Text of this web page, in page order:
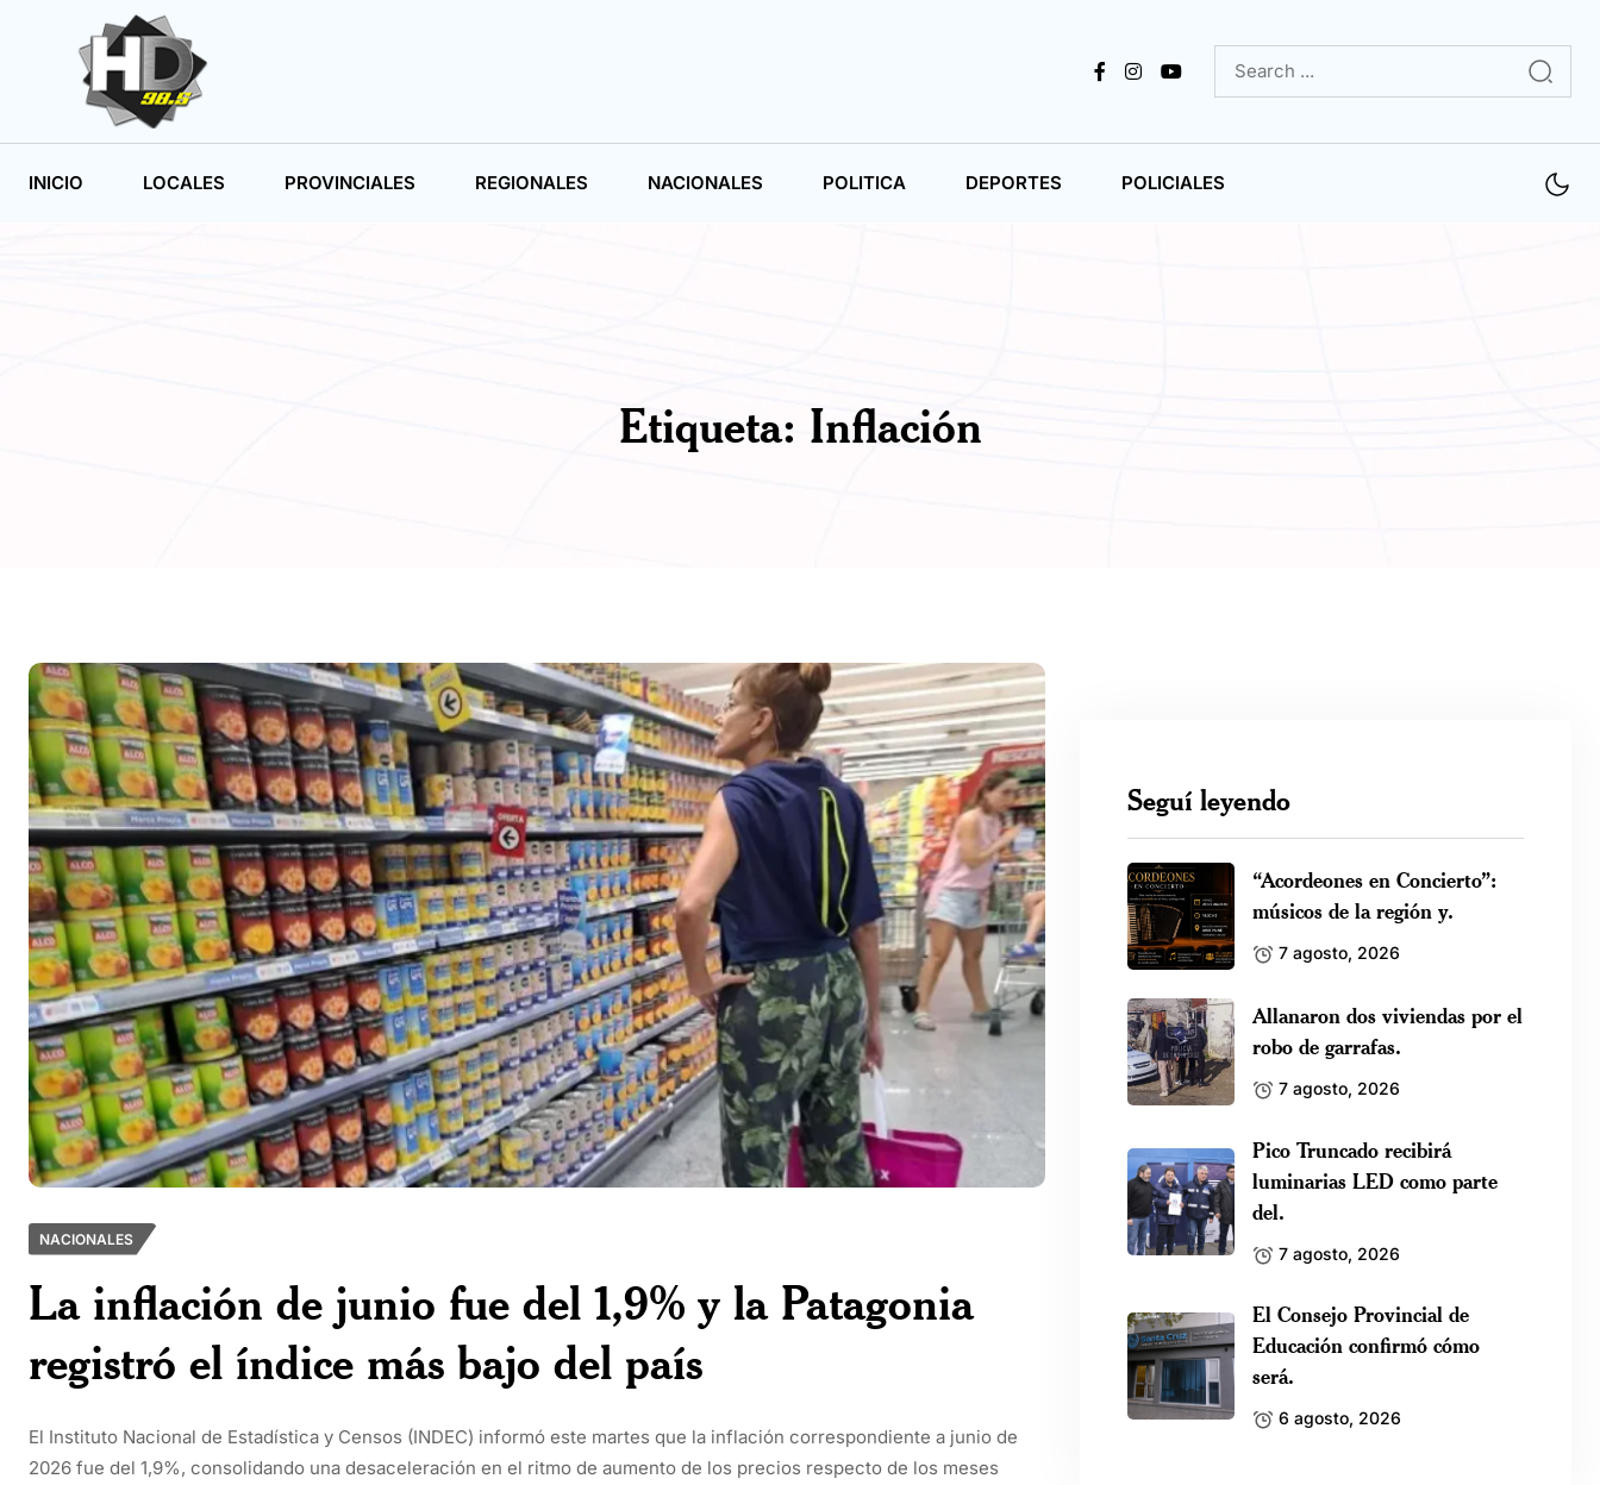
INICIO LOCALES PROVINCIALES REGIONALES NACIONALES POLITICA DEPORTES POLICIALES
Etiqueta: Inflación
NACIONALES
La inflación de junio fue del 1,9% y la Patagonia
registró el índice más bajo del país
El Instituto Nacional de Estadística y Censos (INDEC) informó este martes que la inflación correspondiente a junio de
2026 fue del 1,9%, consolidando una desaceleración en el ritmo de aumento de los precios respecto de los meses
Seguí leyendo
“Acordeones en Concierto”:
músicos de la región y.
7 agosto, 2026
Allanaron dos viviendas por el
robo de garrafas.
7 agosto, 2026
Pico Truncado recibirá
luminarias LED como parte
del.
7 agosto, 2026
El Consejo Provincial de
Educación confirmó cómo
será.
6 agosto, 2026